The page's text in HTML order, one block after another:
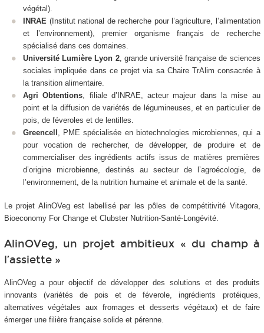
végétal).
INRAE (Institut national de recherche pour l’agriculture, l’alimentation
et l’environnement), premier organisme français de recherche
spécialisé dans ces domaines.
Université Lumière Lyon 2, grande université française de sciences
sociales impliquée dans ce projet via sa Chaire TrAlim consacrée à
la transition alimentaire.
Agri Obtentions , filiale d’INRAE, acteur majeur dans la mise au
point et la diffusion de variétés de légumineuses, et en particulier de
pois, de féveroles et de lentilles.
Greencell
, PME spécialisée en biotechnologies microbiennes, qui a
pour vocation de rechercher, de développer, de produire et de
commercialiser des ingrédients actifs issus de matières premières
d’origine microbienne, destinés au secteur de l’agroécologie, de
l’environnement, de la nutrition humaine et animale et de la santé.
Le projet AlinOVeg est labellisé par les pôles de compétitivité Vitagora,
Bioeconomy For Change et Clubster Nutrition-Santé-Longévité.
AlinOVeg, un projet ambitieux « du champ à
l’assiette »
AlinOVeg a pour objectif de développer des solutions et des produits
innovants (variétés de pois et de féverole, ingrédients protéiques,
alternatives végétales aux fromages et desserts végétaux) et de faire
émerger une filière française solide et pérenne.